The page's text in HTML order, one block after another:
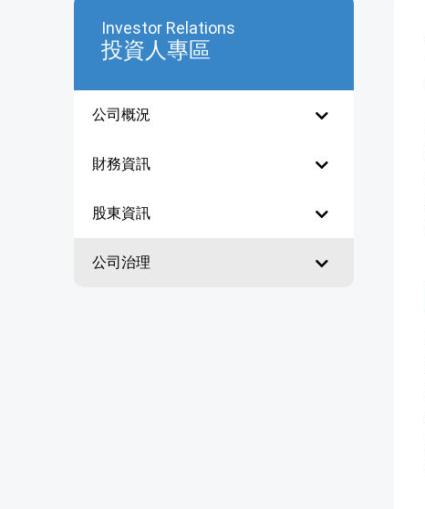
Investor Relations
投資人專區
公司概況
財務資訊
股東資訊
公司治理